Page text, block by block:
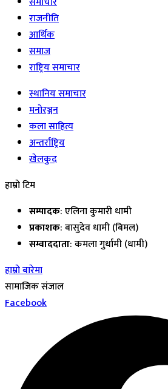
राजनीति
आर्थिक
समाज
राष्ट्रिय समाचार
स्थानिय समाचार
मनोरञ्जन
कला साहित्य
अन्तर्राष्ट्रिय
खेलकुद
हाम्रो टिम
सम्पादक: एलिना कुमारी धामी
प्रकाशक: बासुदेव धामी (बिमल)
सम्वाददाता: कमला गुर्धामी (धामी)
हाम्रो बारेमा
सामाजिक संजाल
Facebook